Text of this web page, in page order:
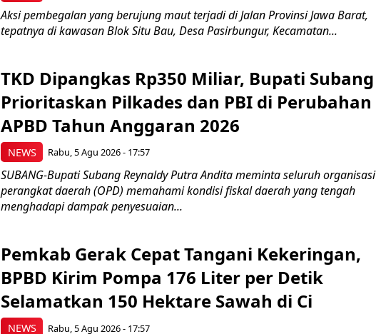
Aksi pembegalan yang berujung maut terjadi di Jalan Provinsi Jawa Barat,
tepatnya di kawasan Blok Situ Bau, Desa Pasirbungur, Kecamatan...
NEWS
TKD Dipangkas Rp350 Miliar, Bupati Subang
Prioritaskan Pilkades dan PBI di Perubahan
APBD Tahun Anggaran 2026
Rabu, 5 Agu 2026 - 17:57
SUBANG-Bupati Subang Reynaldy Putra Andita meminta seluruh organisasi
perangkat daerah (OPD) memahami kondisi fiskal daerah yang tengah
menghadapi dampak penyesuaian...
NEWS
Pemkab Gerak Cepat Tangani Kekeringan,
BPBD Kirim Pompa 176 Liter per Detik
Selamatkan 150 Hektare Sawah di Ci
Rabu, 5 Agu 2026 - 17:57